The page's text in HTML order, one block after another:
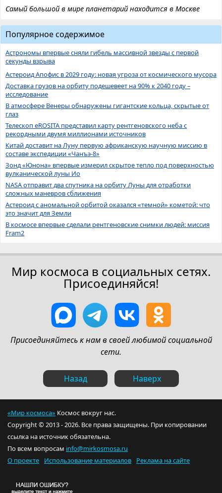
Самый большой в мире планетарий находится в Москве
Популярное содержимое
Астрономы впервые сняли гибель массивной звезды с первой
секунды взрыва
Астероид Апофис в 2029 году: новая угроза от космического мусора
Доставка грузов на орбиту подешевеет на 90% к 2040 году –
исследование
В атмосфере Венеры обнаружены гигантские кольца, скрытые от
глаз
Телескоп eROSITA представил карту рентгеновского неба с
рекордными двумя миллионами источников
Китай доставит на Луну первую африканскую научную миссию в
составе экспедиции «Чанъэ-8»
Зонд «Юнона» впервые измерил скрытое тепло под поверхностью
вулканической луны Ио
NASA отправит два спутника на орбиту Луны для отработки
сложных маневров сближения
Астероид с аномальной орбитой оказался «темной» кометой: что
это значит для Земли
В космосе впервые сделали рентгеновские снимки людей: миссия
Fram2
Мир космоса в социальных сетях.
Присоединяйся!
Присоединяйтесь к нам в своей любимой социальной
сети.
Назад Наверх
«Мир космоса» Космос вокруг нас.
Copyright © 2013 - 2026. Все права защищены. При копировании
ссылка на источник обязательна.
По всем вопросам info@mirkosmosa.ru
О проекте
Использование материалов Реклама на сайте